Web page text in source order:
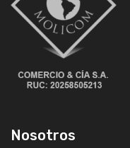
Nosotros